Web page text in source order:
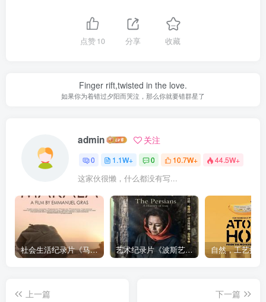
点赞10 分享 收藏
Finger rift,twisted in the love.
如果你为着错过夕阳而哭泣，那么你就要错群星了
admin 关注
0 1.1W+ 0 10.7W+ 44.5W+
这家伙很懒，什么都没有写...
社会生活纪录片《马加拉 Makala》下载 艺术纪录片《波斯艺术 Art of Persia》下载
上一篇
下一篇